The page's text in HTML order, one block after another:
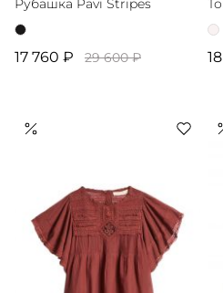
Рубашка Pavi Stripes
17 760 ₽ 29 600 ₽